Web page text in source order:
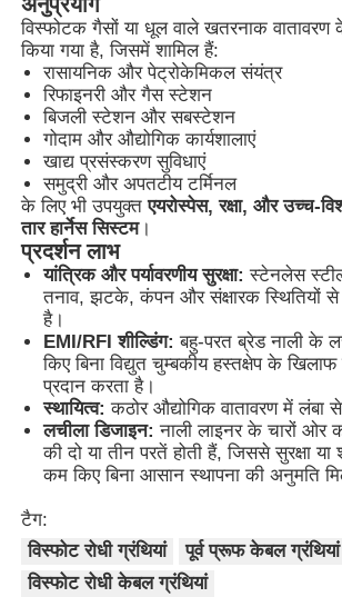
होम
उत्पाद
हमारे बारे में
फैक्टरी यात्रा
गुणवत्ता नियंत्रण
हमसे संपर्क करें
एक बोली का अनुरोध
विस्फोट प्रूफ प्रकाश
विस्फोट रोधी अलार्म लाइट
विस्फोटक गैसों या धूल वाले खतरनाक वातावरण
किया गया है, जिसमें शामिल हैं:
रासायनिक और पेट्रोकेमिकल संयंत्र
रिफाइनरी और गैस स्टेशन
बिजली स्टेशन और सबस्टेशन
गोदाम और औद्योगिक कार्यशालाएं
खाद्य प्रसंस्करण सुविधाएं
समुद्री और अपतटीय टर्मिनल
के लिए भी उपयुक्तएयरोस्पेस, रक्षा, और उच्च-
तार हार्नेस सिस्टम।
प्रदर्शन लाभ
यांत्रिक और पर्यावरणीय सुरक्षा: स्टेनलेस
तनाव, झटके, कंपन और संक्षारक स्थितियों से
है।
EMI/RFI शील्डिंग: बहु-परत ब्रेड नाली के
किए बिना विद्युत चुम्बकीय हस्तक्षेप के खिलाफ
प्रदान करता है।
स्थायित्व: कठोर औद्योगिक वातावरण में लंबा
लचीला डिजाइन: नाली लाइनर के चारों ओर
की दो या तीन परतें होती हैं, जिससे सुरक्षा या
कम किए बिना आसान स्थापना की अनुमति
टैग:
विस्फोट रोधी ग्रंथियां
पूर्व प्रूफ केबल ग्रंथियां
विस्फोट रोधी केबल ग्रंथियां